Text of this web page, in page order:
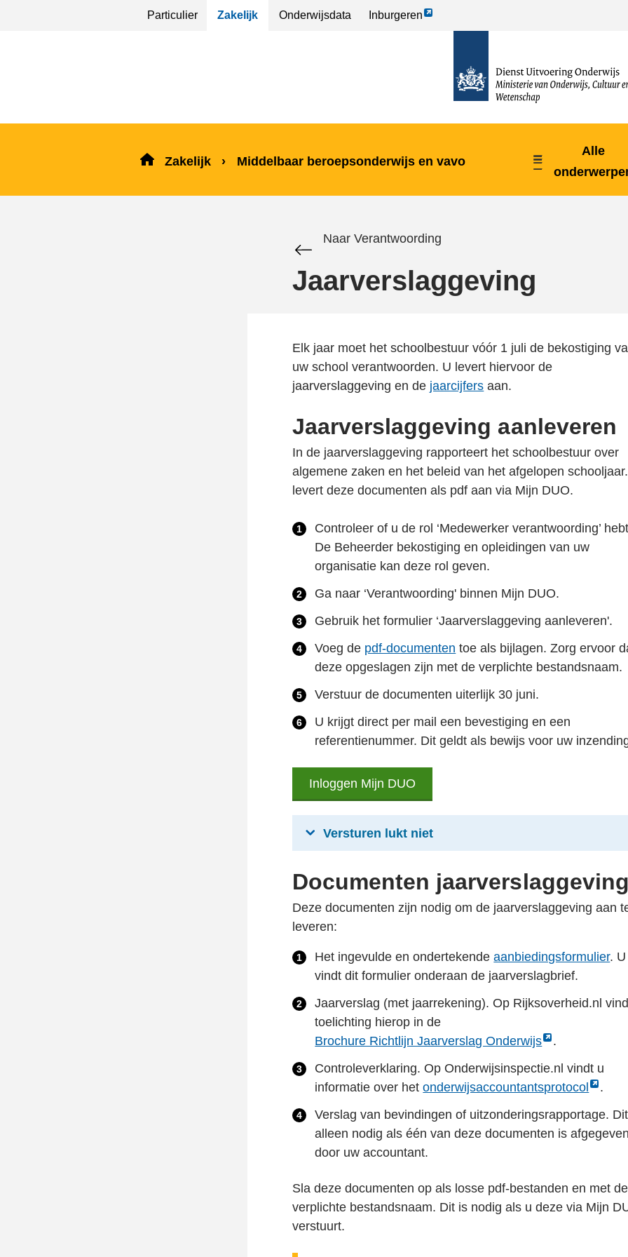
Particulier Zakelijk Onderwijsdata Inburgeren
Link
homepage
Zakelijk Middelbaar beroepsonderwijs en vavo
Alle
Naar Verantwoording
Jaarverslaggeving
Elk jaar moet het schoolbestuur vóór 1 juli de bekostiging
uw school verantwoorden. U levert hiervoor de
jaarverslaggeving en de jaarcijfers aan.
Jaarverslaggeving aanleveren
In de jaarverslaggeving rapporteert het schoolbestuur over
algemene zaken en het beleid van het afgelopen
levert deze documenten als pdf aan via Mijn DUO.
Controleer of u de rol ‘Medewerker verantwoording’
De Beheerder bekostiging en opleidingen van uw
organisatie kan deze rol geven.
Ga naar ‘Verantwoording' binnen Mijn DUO.
Gebruik het formulier ‘Jaarverslaggeving aanleveren'.
Voeg de pdf-documenten toe als bijlagen. Zorg ervoor
deze opgeslagen zijn met de verplichte bestandsnaam.
Verstuur de documenten uiterlijk 30 juni.
U krijgt direct per mail een bevestiging en een
referentienummer. Dit geldt als bewijs voor uw
Inloggen Mijn DUO
Inloggen
Mijn
DUO
Versturen lukt niet
Documenten jaarverslaggeving
Deze documenten zijn nodig om de jaarverslaggeving aan
leveren:
Het ingevulde en ondertekendeaanbiedingsformulier. U
vindt dit formulier onderaan de jaarverslagbrief.
Jaarverslag (met jaarrekening). Op Rijksoverheid.nl
toelichting hierop in de
Brochure Richtlijn Jaarverslag Onderwijs
Link
in
een
nieuw
.
Controleverklaring. Op Onderwijsinspectie.nl vindt u
informatie over hetonderwijsaccountantsprotocol
Link
externe
een
nieuw
.
Verslag van bevindingen of uitzonderingsrapportage.
alleen nodig als één van deze documenten is afgegeven
door uw accountant.
Sla deze documenten op als losse pdf-bestanden en met de
verplichte bestandsnaam. Dit is nodig als u deze via Mijn
verstuurt.